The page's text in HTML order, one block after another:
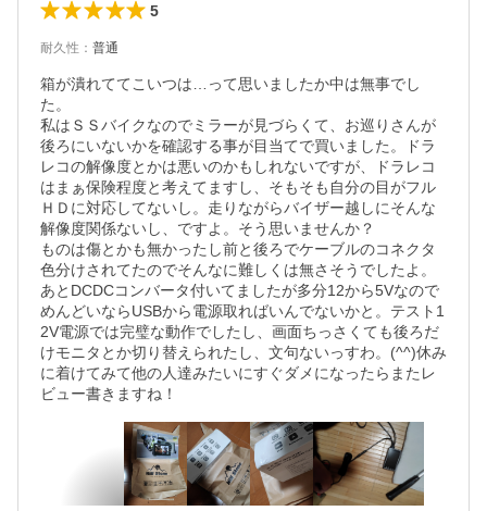
5
耐久性 ： 普通
箱が潰れててこいつは…って思いましたか中は無事でし
た。
私はＳＳバイクなのでミラーが見づらくて、お巡りさんが
後ろにいないかを確認する事が目当てで買いました。ドラ
レコの解像度とかは悪いのかもしれないですが、ドラレコ
はまぁ保険程度と考えてますし、そもそも自分の目がフル
ＨＤに対応してないし。走りながらバイザー越しにそんな
解像度関係ないし、ですよ。そう思いませんか？
ものは傷とかも無かったし前と後ろでケーブルのコネクタ
色分けされてたのでそんなに難しくは無さそうでしたよ。
あとDCDCコンバータ付いてましたが多分12から5Vなので
めんどいならUSBから電源取ればいんでないかと。テスト1
2V電源では完璧な動作でしたし、画面ちっさくても後ろだ
けモニタとか切り替えられたし、文句ないっすわ。(^^)休み
に着けてみて他の人達みたいにすぐダメになったらまたレ
ビュー書きますね！